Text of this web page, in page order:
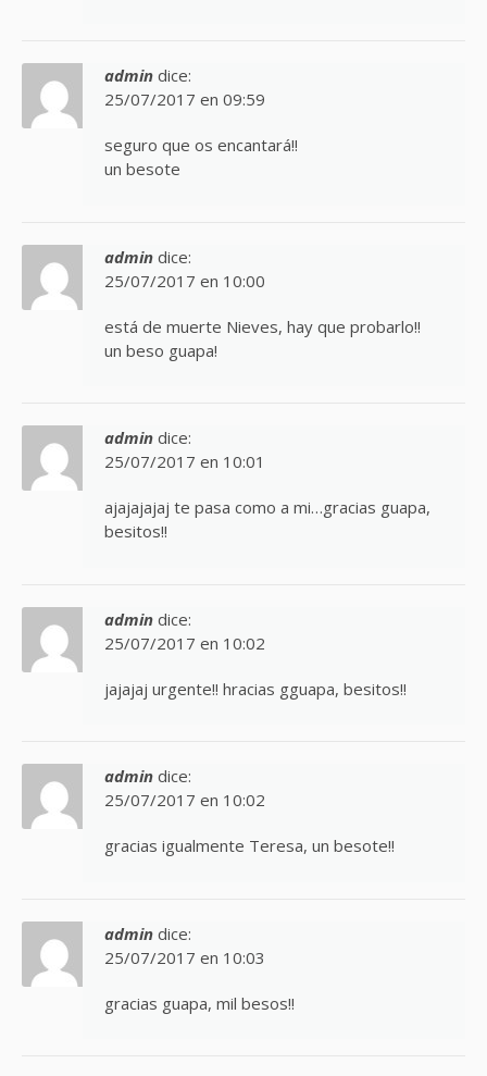
admin dice:
25/07/2017 en 09:59
seguro que os encantará!!
un besote
admin dice:
25/07/2017 en 10:00
está de muerte Nieves, hay que probarlo!!
un beso guapa!
admin dice:
25/07/2017 en 10:01
ajajajajaj te pasa como a mi…gracias guapa,
besitos!!
admin dice:
25/07/2017 en 10:02
jajajaj urgente!! hracias gguapa, besitos!!
admin dice:
25/07/2017 en 10:02
gracias igualmente Teresa, un besote!!
admin dice:
25/07/2017 en 10:03
gracias guapa, mil besos!!